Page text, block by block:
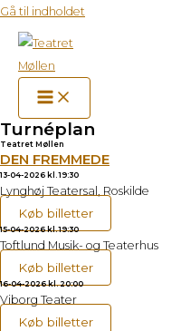
Gå til indholdet
Turnéplan
Teatret Møllen
DEN FREMMEDE
13-04-2026 kl. 19:30
Lynghøj Teatersal, Roskilde
Køb billetter
15-04-2026 kl. 19:30
Toftlund Musik- og Teaterhus
Køb billetter
16-04-2026 kl. 20:00
Viborg Teater
Køb billetter